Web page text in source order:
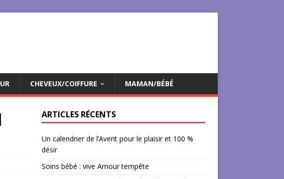
CHEVEUX/COIFFURE MAMAN/BÉBÉ
ARTICLES RÉCENTS
Un calendrier de l’Avent pour le plaisir et 100 %
désir
Soins bébé : vive Amour tempête